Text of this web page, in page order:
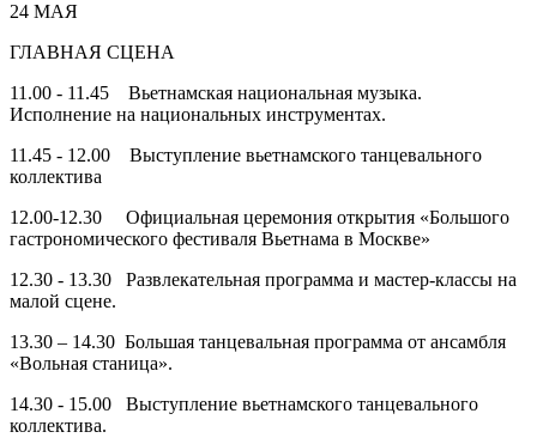
24 МАЯ
ГЛАВНАЯ СЦЕНА
11.00 - 11.45 Вьетнамская национальная музыка.
Исполнение на национальных инструментах.
11.45 - 12.00 Выступление вьетнамского танцевального
коллектива
12.00-12.30 Официальная церемония открытия «Большого
гастрономического фестиваля Вьетнама в Москве»
12.30 - 13.30 Развлекательная программа и мастер-классы на
малой сцене.
13.30 – 14.30 Большая танцевальная программа от ансамбля
«Вольная станица».
14.30 - 15.00 Выступление вьетнамского танцевального
коллектива.